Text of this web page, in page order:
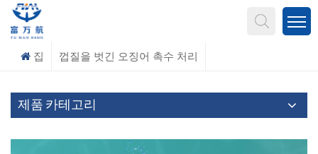
집 껍질을 벗긴 오징어 촉수 처리
제품 카테고리